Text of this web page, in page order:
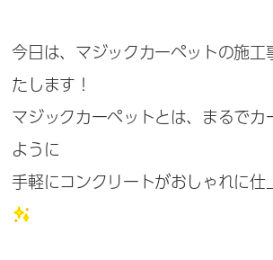
今日は、マジックカーペットの施工
たします！
マジックカーペットとは、まるでカ
ように
手軽にコンクリートがおしゃれに仕